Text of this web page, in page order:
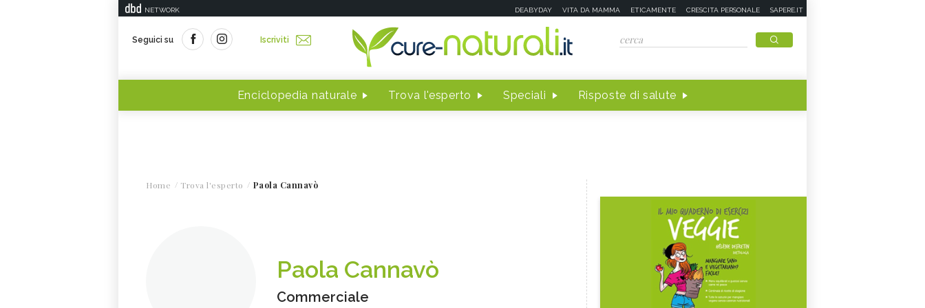
NETWORK DEABYDAY VITA DA MAMMA ETICAMENTE CRESCITA PERSONALE SAPERE.IT
Seguici su Iscriviti
Enciclopedia naturale Trova l'esperto Speciali Risposte di salute
Home Trova l'esperto Paola Cannavò
Paola Cannavò
Commerciale